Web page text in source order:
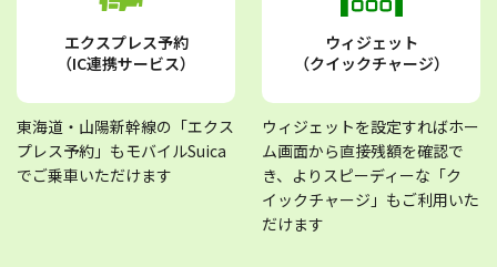
エクスプレス予約
（IC連携サービス）
東海道・山陽新幹線の「エクス
プレス予約」もモバイルSuica
でご乗車いただけます
ウィジェット
（クイックチャージ）
ウィジェットを設定すればホー
ム画面から直接残額を確認で
き、よりスピーディーな「ク
イックチャージ」もご利用いた
だけます